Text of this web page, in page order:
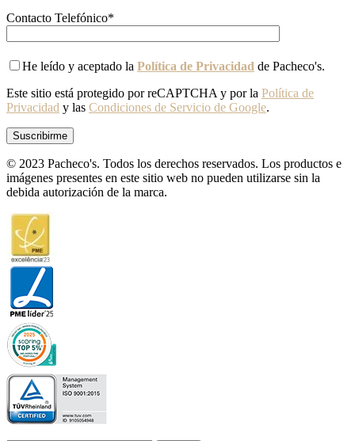
Contacto Telefónico*
He leído y aceptado la Política de Privacidad de Pacheco's.
Este sitio está protegido por reCAPTCHA y por la Política de
Privacidad y las Condiciones de Servicio de Google.
© 2023 Pacheco's. Todos los derechos reservados. Los productos e
imágenes presentes en este sitio web no pueden utilizarse sin la
debida autorización de la marca.